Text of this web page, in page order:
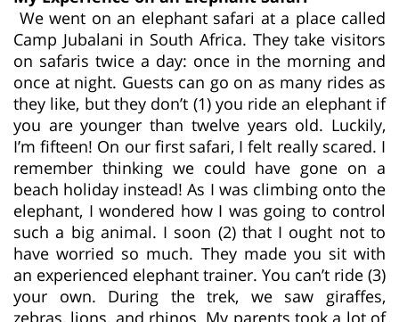
We went on an elephant safari at a place called
Camp Jubalani in South Africa. They take visitors
on safaris twice a day: once in the morning and
once at night. Guests can go on as many rides as
they like, but they don’t (1) you ride an elephant if
you are younger than twelve years old. Luckily,
I’m fifteen! On our first safari, I felt really scared. I
remember thinking we could have gone on a
beach holiday instead! As I was climbing onto the
elephant, I wondered how I was going to control
such a big animal. I soon (2) that I ought not to
have worried so much. They made you sit with
an experienced elephant trainer. You can’t ride (3)
your own. During the trek, we saw giraffes,
zebras, lions, and rhinos. My parents took a lot of